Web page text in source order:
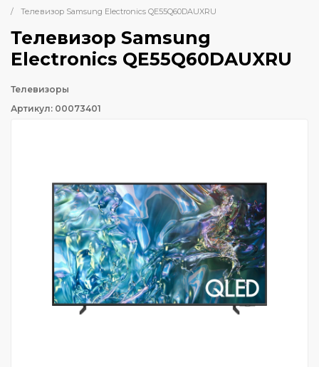
/
Телевизор Samsung Electronics QE55Q60DAUXRU
Телевизор Samsung
Electronics QE55Q60DAUXRU
Телевизоры
Артикул: 00073401